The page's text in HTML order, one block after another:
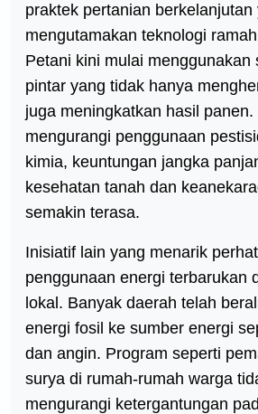
praktek pertanian berkelanjutan
mengutamakan teknologi
Petani kini mulai menggunakan
pintar yang tidak hanya
juga meningkatkan hasil panen.
mengurangi penggunaan
kimia, keuntungan jangka
kesehatan tanah dan
semakin terasa.
Inisiatif lain yang menarik
penggunaan energi terbarukan
lokal. Banyak daerah telah
energi fosil ke sumber energi
dan angin. Program seperti
surya di rumah-rumah warga
mengurangi ketergantungan